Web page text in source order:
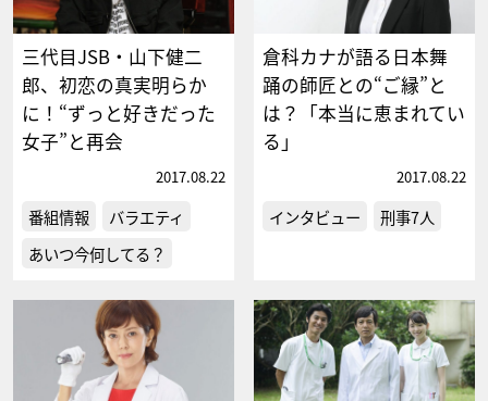
三代目JSB・山下健二
郎、初恋の真実明らか
に！“ずっと好きだった
女子”と再会
2017.08.22
番組情報
バラエティ
あいつ今何してる？
倉科カナが語る日本舞
踊の師匠との“ご縁”と
は？「本当に恵まれてい
る」
2017.08.22
インタビュー 刑事7人